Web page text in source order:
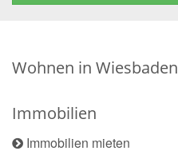
Wohnen in Wiesbaden
Immobilien
Immobilien mieten